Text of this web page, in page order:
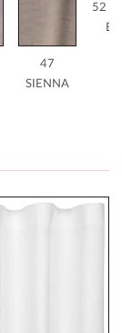
47
SIENNA
52